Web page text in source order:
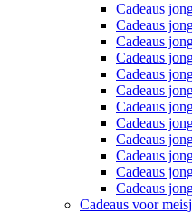
Cadeaus
Cadeaus
Cadeaus
Cadeaus
Cadeaus
Cadeaus
Cadeaus
Cadeaus
Cadeaus
Cadeaus
Cadeaus
Cadeaus
Cadeaus voor